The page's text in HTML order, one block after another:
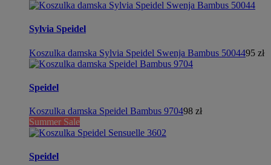
Sylvia Speidel
Koszulka damska Sylvia Speidel Swenja Bambus 5004495 zł
Speidel
Koszulka damska Speidel Bambus 970498 zł
Summer Sale
Speidel